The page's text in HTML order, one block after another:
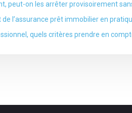
peut-on les arrêter provisoirement
l’assurance prêt immobilier en
quels critères prendre en